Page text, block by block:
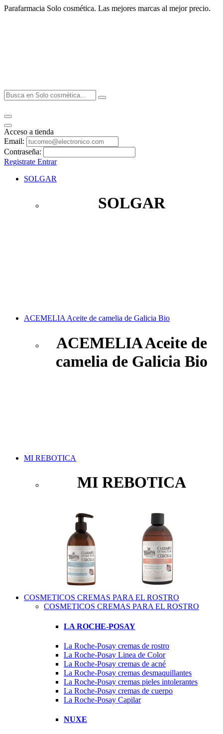
Parafarmacia Solo cosmética. Las mejores marcas al mejor precio.
Acceso a tienda
Email:
Contraseña:
Registrate Entrar
SOLGAR
SOLGAR
ACEMELIA Aceite de camelia de Galicia Bio
ACEMELIA Aceite de
camelia de Galicia Bio
MI REBOTICA
MI REBOTICA
COSMETICOS CREMAS PARA EL ROSTRO
COSMETICOS CREMAS PARA EL ROSTRO
LA ROCHE-POSAY
La Roche-Posay cremas de rostro
La Roche-Posay Linea de Color
La Roche-Posay cremas de acné
La Roche-Posay cremas desmaquillantes
La Roche-Posay cremas pieles intolerantes
La Roche-Posay cremas de cuerpo
La Roche-Posay Capilar
NUXE